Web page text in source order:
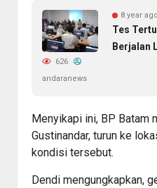
8 year ago
Tes
Berjalan
626
andaranews
Menyikapi ini, BP Batam
Gustinandar, turun ke
kondisi tersebut.
Dendi mengungkapkan,